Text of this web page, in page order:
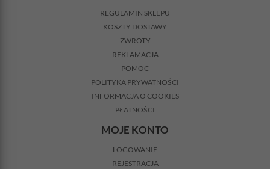
REGULAMIN SKLEPU
KOSZTY DOSTAWY
ZWROTY
REKLAMACJA
POMOC
POLITYKA PRYWATNOŚCI
INFORMACJA O COOKIES
PŁATNOŚCI
MOJE KONTO
LOGOWANIE
REJESTRACJA